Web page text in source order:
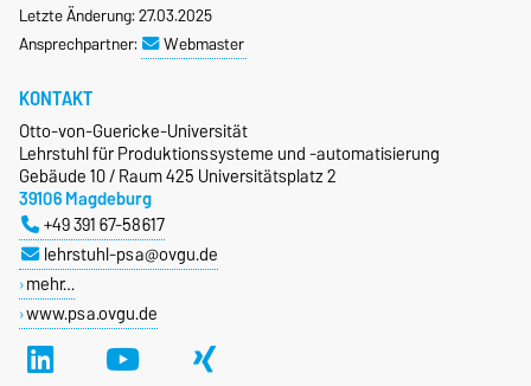
Letzte Änderung: 27.03.2025
Ansprechpartner:
Webmaster
KONTAKT
Otto-von-Guericke-Universität
Lehrstuhl für Produktionssysteme und -automatisierung
Gebäude 10 / Raum 425 Universitätsplatz 2
39106 Magdeburg
+49 391 67-58617
lehrstuhl-psa@ovgu.de
mehr…
www.psa.ovgu.de